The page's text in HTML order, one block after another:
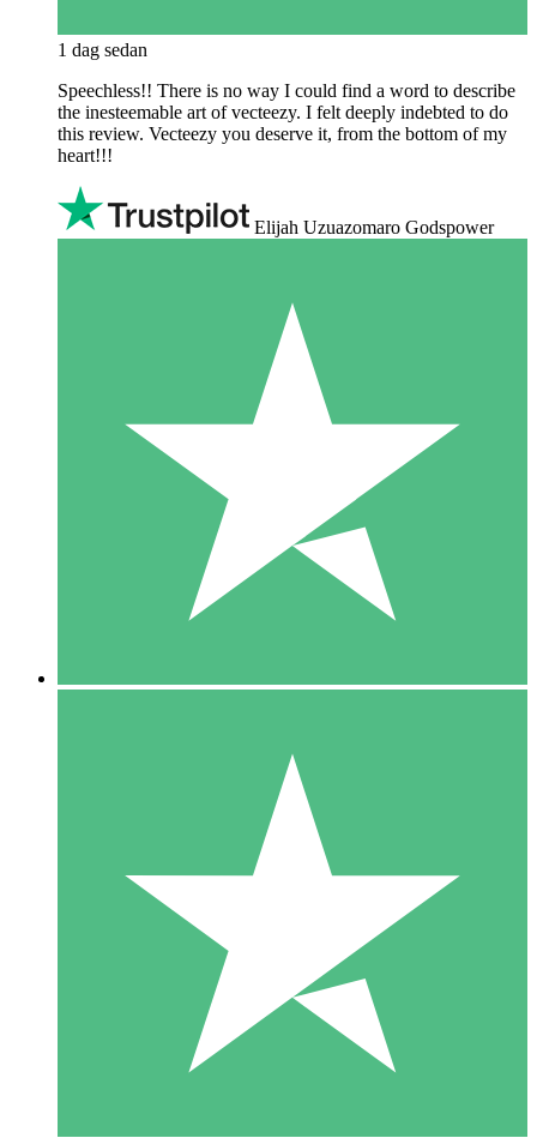
1 dag sedan
Speechless!! There is no way I could find a word to describe
the inesteemable art of vecteezy. I felt deeply indebted to do
this review. Vecteezy you deserve it, from the bottom of my
heart!!!
Elijah Uzuazomaro Godspower